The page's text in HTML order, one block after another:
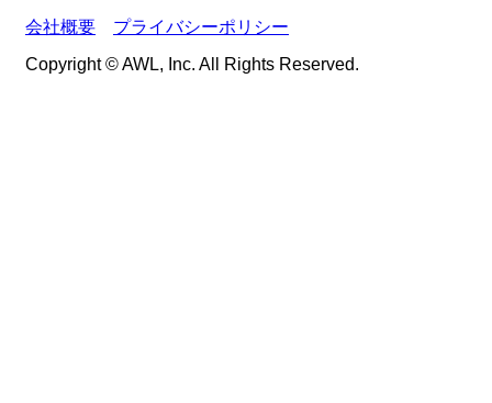
会社概要
プライバシーポリシー
Copyright © AWL, Inc. All Rights Reserved.